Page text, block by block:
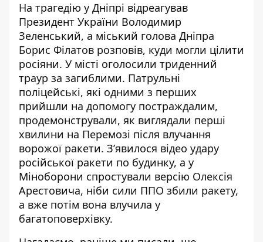
На трагедію у Дніпрі відреагував
Президент України Володимир
Зеленський, а міський голова Дніпра
Борис Філатов розповів, куди могли цілити
росіяни. У місті оголосили триденний
траур за загиблими. Патрульні
поліцейські, які одними з перших
прийшли на допомогу постраждалим,
продемонстрували, як виглядали перші
хвилини на Перемозі після влучання
ворожої ракети. З’явилося відео удару
російської ракети по будинку, а у
Міноборони спростували версію Олексія
Арестовича, ніби сили ППО збили ракету,
а вже потім вона влучила у
багатоповерхівку.